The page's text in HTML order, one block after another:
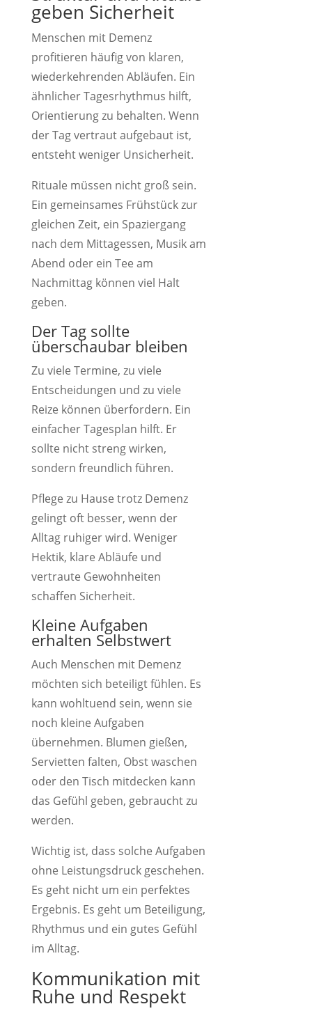
geben Sicherheit
Menschen mit Demenz
profitieren häufig von klaren,
wiederkehrenden Abläufen. Ein
ähnlicher Tagesrhythmus hilft,
Orientierung zu behalten. Wenn
der Tag vertraut aufgebaut ist,
entsteht weniger Unsicherheit.
Rituale müssen nicht groß sein.
Ein gemeinsames Frühstück zur
gleichen Zeit, ein Spaziergang
nach dem Mittagessen, Musik am
Abend oder ein Tee am
Nachmittag können viel Halt
geben.
Der Tag sollte
überschaubar bleiben
Zu viele Termine, zu viele
Entscheidungen und zu viele
Reize können überfordern. Ein
einfacher Tagesplan hilft. Er
sollte nicht streng wirken,
sondern freundlich führen.
Pflege zu Hause trotz Demenz
gelingt oft besser, wenn der
Alltag ruhiger wird. Weniger
Hektik, klare Abläufe und
vertraute Gewohnheiten
schaffen Sicherheit.
Kleine Aufgaben
erhalten Selbstwert
Auch Menschen mit Demenz
möchten sich beteiligt fühlen. Es
kann wohltuend sein, wenn sie
noch kleine Aufgaben
übernehmen. Blumen gießen,
Servietten falten, Obst waschen
oder den Tisch mitdecken kann
das Gefühl geben, gebraucht zu
werden.
Wichtig ist, dass solche Aufgaben
ohne Leistungsdruck geschehen.
Es geht nicht um ein perfektes
Ergebnis. Es geht um Beteiligung,
Rhythmus und ein gutes Gefühl
im Alltag.
Kommunikation mit
Ruhe und Respekt